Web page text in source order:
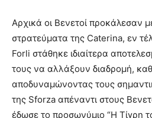
Αρχικά οι Βενετοί προκάλεσαν
στρατεύματα της Caterina, εν
Forli στάθηκε ιδιαίτερα
τους να αλλάξουν διαδρομή,
αποδυναμώνοντας τους
της Sforza απέναντι στους
έδωσε το προσωνύμιο “Η Τίγρη